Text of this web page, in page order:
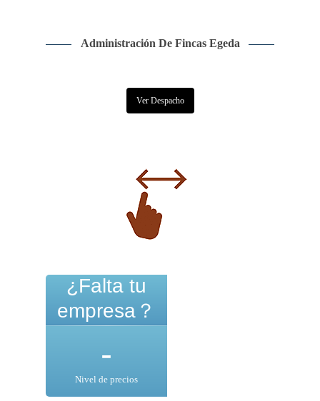
Administración De Fincas Egeda
Ver Despacho
¿Falta tu
empresa？
-
Nivel de precios